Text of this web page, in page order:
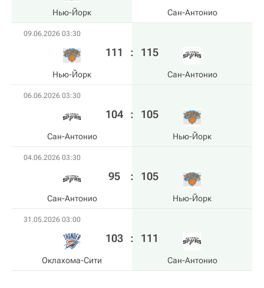
Нью-Йорк Сан-Антонио
09.06.2026 03:30
Нью-Йорк
111 : 115
Сан-Антонио
06.06.2026 03:30
Сан-Антонио
104 : 105
Нью-Йорк
04.06.2026 03:30
Сан-Антонио
95 : 105
Нью-Йорк
31.05.2026 03:00
Оклахома-Сити
103 : 111
Сан-Антонио